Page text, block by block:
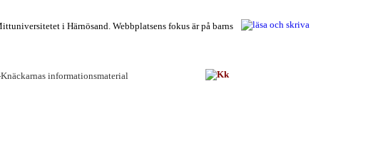
i Härnösand. Webbplatsens fokus är på barns
informationsmaterial